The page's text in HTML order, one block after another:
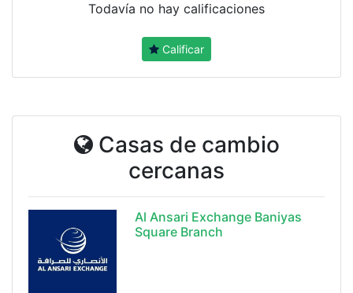
Todavía no hay calificaciones
Calificar
Casas de cambio
cercanas
Al Ansari Exchange Baniyas
Square Branch